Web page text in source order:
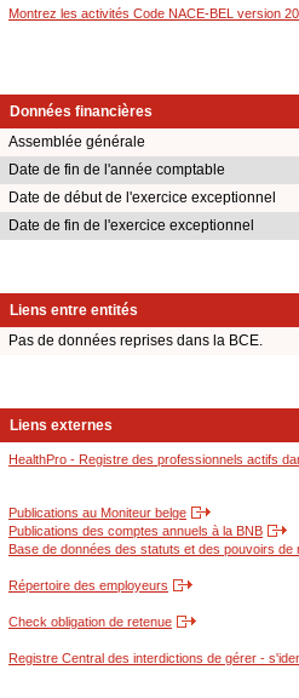
Montrez les activités Code NACE-BEL version
Données financières
Assemblée générale
Date de fin de l'année comptable
Date de début de l'exercice exceptionnel
Date de fin de l'exercice exceptionnel
Liens entre entités
Pas de données reprises dans la BCE.
Liens externes
HealthPro - Registre des professionnels actifs
Publications au Moniteur belge
Publications des comptes annuels à la BNB
Base de données des statuts et des pouvoirs
Répertoire des employeurs
Check obligation de retenue
Registre Central des interdictions de gérer -